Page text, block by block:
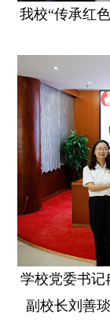
我校“传承红
学校党委书记
副校长刘善